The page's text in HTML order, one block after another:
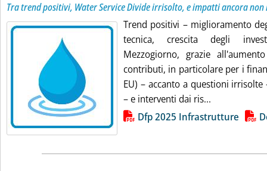
Tra trend positivi, Water Service Divide irrisolto, e impatti ancora
Trend positivi – miglioramento
tecnica, crescita degli
Mezzogiorno, grazie
contributi, in particolare per i
EU) – accanto a questioni irrisolte
– e interventi dai ris...
Lista allegati PDF alla notiziaDfp 2025 Infrastrutture